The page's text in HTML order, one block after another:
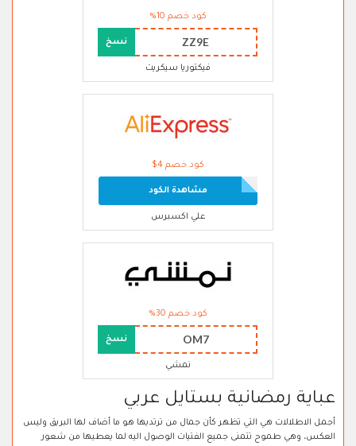
كود خصم 10%
ZZ9E نسخ
فيكتوريا سيكريت
كود خصم 4$
مشاهدة الكود
علي اكسبرس
كود خصم 30%
OM7 نسخ
نمشي
عباية رمضانية بستايل عربي
أجمل الاطلالات هي التي تظهر كأن جمال من ترتديها هو ما أضاف لها البريق وليس
العكس، وهي طموح تتمنى جميع الفتيات الوصول اليه لما يعطيها من شعور